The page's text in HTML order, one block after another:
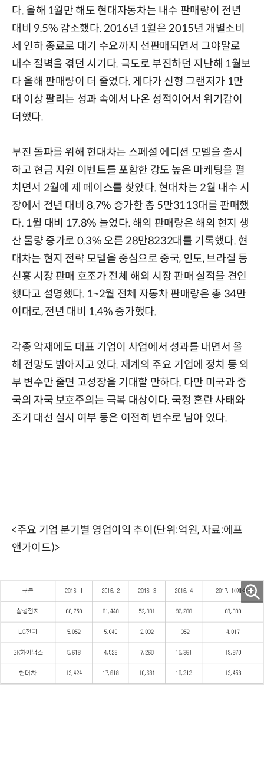
다. 올해 1월만 해도 현대자동차는 내수 판매량이 전년
대비 9.5% 감소했다. 2016년 1월은 2015년 개별소비
세 인하 종료로 대기 수요까지 선판매되면서 그야말로
내수 절벽을 겪던 시기다. 극도로 부진하던 지난해 1월보
다 올해 판매량이 더 줄었다. 게다가 신형 그랜저가 1만
대 이상 팔리는 성과 속에서 나온 성적이어서 위기감이
더했다.
부진 돌파를 위해 현대차는 스페셜 에디션 모델을 출시
하고 현금 지원 이벤트를 포함한 강도 높은 마케팅을 펼
치면서 2월에 제 페이스를 찾았다. 현대차는 2월 내수 시
장에서 전년 대비 8.7% 증가한 총 5만3113대를 판매했
다. 1월 대비 17.8% 늘었다. 해외 판매량은 해외 현지 생
산 물량 증가로 0.3% 오른 28만8232대를 기록했다. 현
대차는 현지 전략 모델을 중심으로 중국, 인도, 브라질 등
신흥 시장 판매 호조가 전체 해외 시장 판매 실적을 견인
했다고 설명했다. 1~2월 전체 자동차 판매량은 총 34만
여대로, 전년 대비 1.4% 증가했다.
각종 악재에도 대표 기업이 사업에서 성과를 내면서 올
해 전망도 밝아지고 있다. 재계의 주요 기업에 정치 등 외
부 변수만 줄면 고성장을 기대할 만하다. 다만 미국과 중
국의 자국 보호주의는 극복 대상이다. 국정 혼란 사태와
조기 대선 실시 여부 등은 여전히 변수로 남아 있다.
<주요 기업 분기별 영업이익 추이(단위:억원, 자료:에프
앤가이드)>